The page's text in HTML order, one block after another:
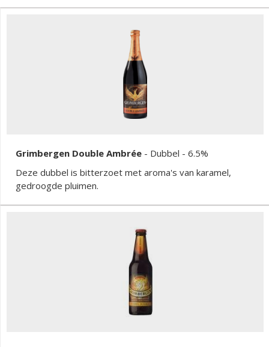
Grimbergen Double Ambrée - Dubbel - 6.5%
Deze dubbel is bitterzoet met aroma's van karamel,
gedroogde pluimen.